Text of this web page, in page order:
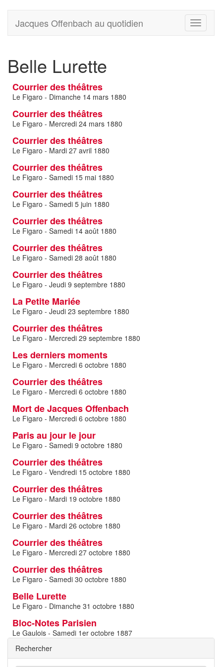
Toggle
Jacques Offenbach au quotidien
Belle Lurette
Courrier des théâtres
Le Figaro - Dimanche 14 mars 1880
Courrier des théâtres
Le Figaro - Mercredi 24 mars 1880
Courrier des théâtres
Le Figaro - Mardi 27 avril 1880
Courrier des théâtres
Le Figaro - Samedi 15 mai 1880
Courrier des théâtres
Le Figaro - Samedi 5 juin 1880
Courrier des théâtres
Le Figaro - Samedi 14 août 1880
Courrier des théâtres
Le Figaro - Samedi 28 août 1880
Courrier des théâtres
Le Figaro - Jeudi 9 septembre 1880
La Petite Mariée
Le Figaro - Jeudi 23 septembre 1880
Courrier des théâtres
Le Figaro - Mercredi 29 septembre 1880
Les derniers moments
Le Figaro - Mercredi 6 octobre 1880
Courrier des théâtres
Le Figaro - Mercredi 6 octobre 1880
Mort de Jacques Offenbach
Le Figaro - Mercredi 6 octobre 1880
Paris au jour le jour
Le Figaro - Samedi 9 octobre 1880
Courrier des théâtres
Le Figaro - Vendredi 15 octobre 1880
Courrier des théâtres
Le Figaro - Mardi 19 octobre 1880
Courrier des théâtres
Le Figaro - Mardi 26 octobre 1880
Courrier des théâtres
Le Figaro - Mercredi 27 octobre 1880
Courrier des théâtres
Le Figaro - Samedi 30 octobre 1880
Belle Lurette
Le Figaro - Dimanche 31 octobre 1880
Bloc-Notes Parisien
Le Gaulois - Samedi 1er octobre 1887
Rechercher